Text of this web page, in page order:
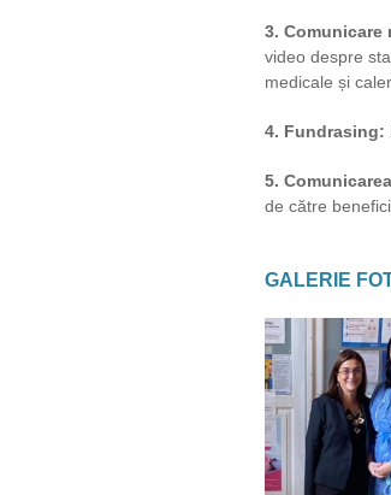
3.
video despre
medicale și
4. Fundrasing:
5.
de către
GALERIE